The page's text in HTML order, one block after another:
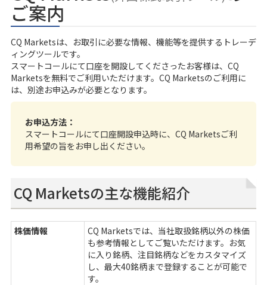
ご案内
CQ Marketsは、お取引に必要な情報、機能等を提供するトレーデ
ィングツールです。
スマートコールにて口座を開設してくださったお客様は、CQ
Marketsを無料でご利用いただけます。CQ Marketsのご利用に
は、別途お申込みが必要となります。
お申込方法：
スマートコールにて口座開設申込時に、CQ Marketsご利
用希望の旨をお申し出ください。
CQ Marketsの主な機能紹介
株価情報
CQ Marketsでは、当社取扱銘柄以外の株価
も参考情報としてご覧いただけます。お気
に入り銘柄、注目銘柄などをカスタマイズ
し、最大40銘柄まで登録することが可能で
す。